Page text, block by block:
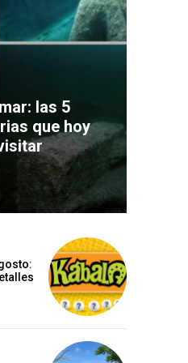
las 5
que hoy